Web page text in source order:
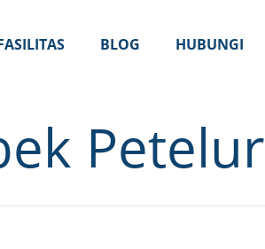
BLOG HUBUNGI
Petelur